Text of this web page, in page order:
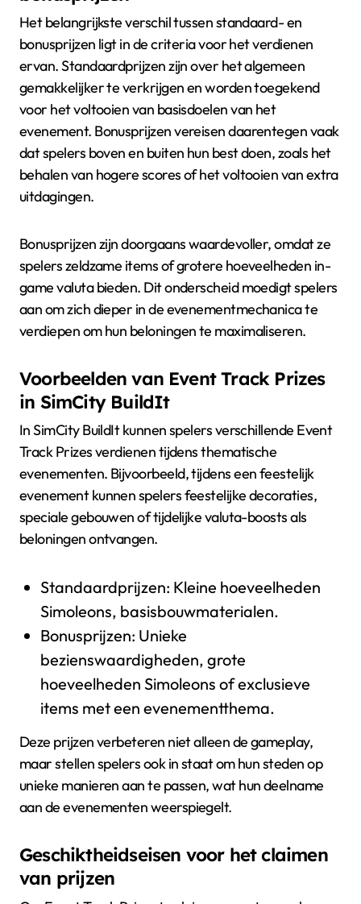
Het belangrijkste verschil tussen standaard- en
bonusprijzen ligt in de criteria voor het verdienen
ervan. Standaardprijzen zijn over het algemeen
gemakkelijker te verkrijgen en worden toegekend
voor het voltooien van basisdoelen van het
evenement. Bonusprijzen vereisen daarentegen vaak
dat spelers boven en buiten hun best doen, zoals het
behalen van hogere scores of het voltooien van extra
uitdagingen.
Bonusprijzen zijn doorgaans waardevoller, omdat ze
spelers zeldzame items of grotere hoeveelheden in-
game valuta bieden. Dit onderscheid moedigt spelers
aan om zich dieper in de evenementmechanica te
verdiepen om hun beloningen te maximaliseren.
Voorbeelden van Event Track Prizes
in SimCity BuildIt
In SimCity BuildIt kunnen spelers verschillende Event
Track Prizes verdienen tijdens thematische
evenementen. Bijvoorbeeld, tijdens een feestelijk
evenement kunnen spelers feestelijke decoraties,
speciale gebouwen of tijdelijke valuta-boosts als
beloningen ontvangen.
Standaardprijzen: Kleine hoeveelheden
Simoleons, basisbouwmaterialen.
Bonusprijzen: Unieke
bezienswaardigheden, grote
hoeveelheden Simoleons of exclusieve
items met een evenementthema.
Deze prijzen verbeteren niet alleen de gameplay,
maar stellen spelers ook in staat om hun steden op
unieke manieren aan te passen, wat hun deelname
aan de evenementen weerspiegelt.
Geschiktheidseisen voor het claimen
van prijzen